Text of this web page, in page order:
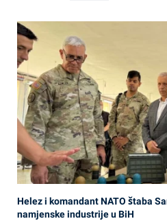
Helez i komandant NATO štaba
namjenske industrije u BiH